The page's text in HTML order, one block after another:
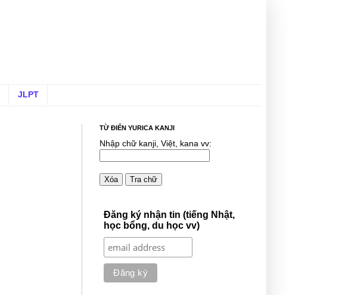
JLPT
TỪ ĐIỂN YURICA KANJI
Nhập chữ kanji, Việt, kana vv:
Xóa Tra chữ
Đăng ký nhận tin (tiếng Nhật,
học bổng, du học vv)